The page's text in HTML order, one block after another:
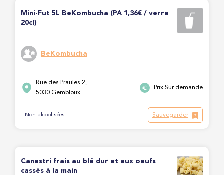
Mini-Fut 5L BeKombucha (PA 1,36€ / verre
20cl)
BeKombucha
Rue des Praules 2,
5030 Gembloux
Prix Sur demande
Non-alcoolisées Sauvegarder
Canestri frais au blé dur et aux oeufs
cassés à la main